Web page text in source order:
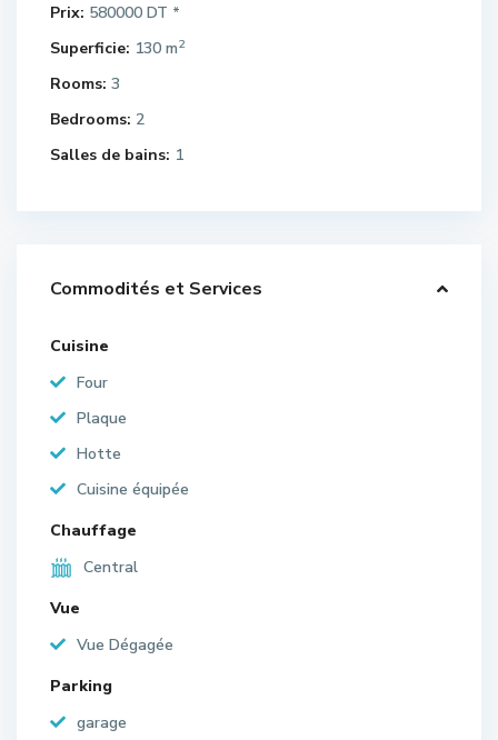
Prix: 580000 DT *
Superficie: 130 m2
Rooms: 3
Bedrooms: 2
Salles de bains: 1
Commodités et Services
Cuisine
Four
Plaque
Hotte
Cuisine équipée
Chauffage
Central
Vue
Vue Dégagée
Parking
garage